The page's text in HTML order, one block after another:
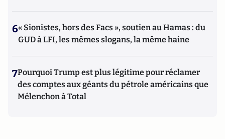
6« Sionistes, hors des Facs », soutien au Hamas : du
GUD à LFI, les mêmes slogans, la même haine
7Pourquoi Trump est plus légitime pour réclamer
des comptes aux géants du pétrole américains que
Mélenchon à Total